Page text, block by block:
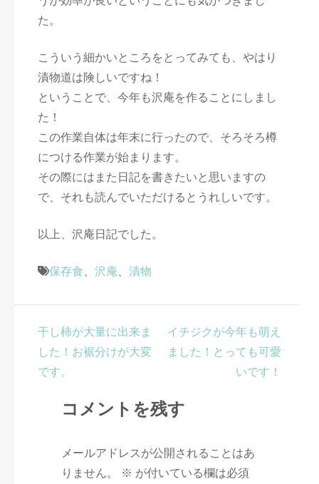
た。
こういう細かいところをとってみても、やはり
漬物道は険しいですね！
ということで、今年も沢庵を作ることにしまし
た！
この作業自体は年末に行ったので、そろそろ樽
につける作業が始まります。
その際にはまた日記を書きたいと思いますの
で、それも読んでいただけるとうれしいです。
以上、沢庵日記でした。
保存食、 沢庵、 漬物
投
稿
ナ
干し柿が大量に出来ま
した！お裾分けが大変
です。
イチジクが今年も萌え
ました！とっても可愛
いです！
コメントを残す
メールアドレスが公開されることはあ
りません。
※ が付いている欄は必須